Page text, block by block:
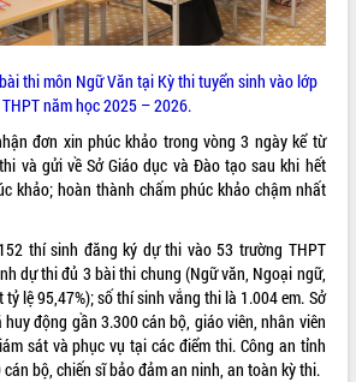
thi môn Ngữ Văn tại Kỳ thi tuyển sinh vào lớp
năm học 2025 – 2026.
đơn xin phúc khảo trong vòng 3 ngày kể từ
và gửi về Sở Giáo dục và Đào tạo sau khi hết
khảo; hoàn thành chấm phúc khảo chậm nhất
thí sinh đăng ký dự thi vào 53 trường THPT
dự thi đủ 3 bài thi chung (Ngữ văn, Ngoại ngữ,
lệ 95,47%); số thí sinh vắng thi là 1.004 em. Sở
động gần 3.300 cán bộ, giáo viên, nhân viên
sát và phục vụ tại các điểm thi. Công an tỉnh
bộ, chiến sĩ bảo đảm an ninh, an toàn kỳ thi.